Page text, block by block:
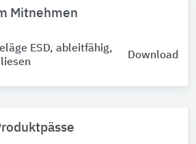
Mitnehmen
ESD, ableitfähig,
Download